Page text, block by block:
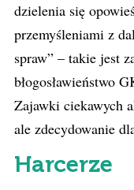
dzielenia się
przemyśleniami z
spraw” – takie jest
błogosławieństwo
Zajawki ciekawych
ale zdecydowanie
Harcerze